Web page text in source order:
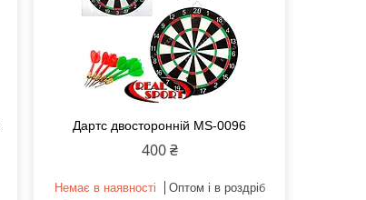
Дартс двосторонній MS-0096
400 ₴
Немає в наявності
Оптом і в роздріб